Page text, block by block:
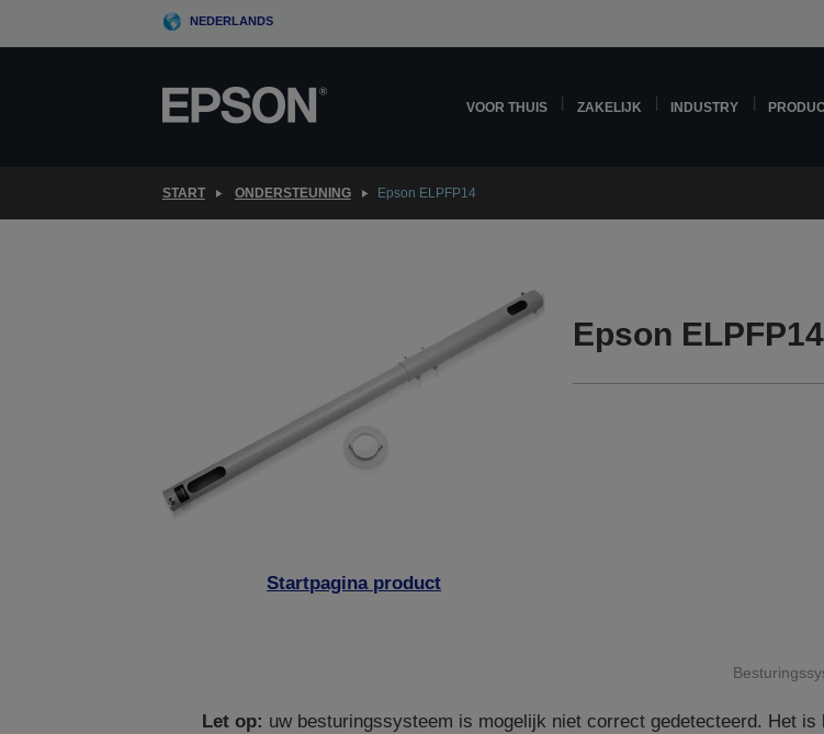
NEDERLANDS
VOOR THUIS ZAKELIJK INDUSTRY
START ONDERSTEUNING Epson ELPFP14
Startpagina product
Epson
Let op: uw besturingssysteem is mogelijk niet correct gedetecteerd. Het